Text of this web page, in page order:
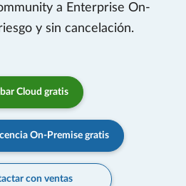
a Enterprise On-
y sin cancelación.
Cloud gratis
On-Premise gratis
con ventas